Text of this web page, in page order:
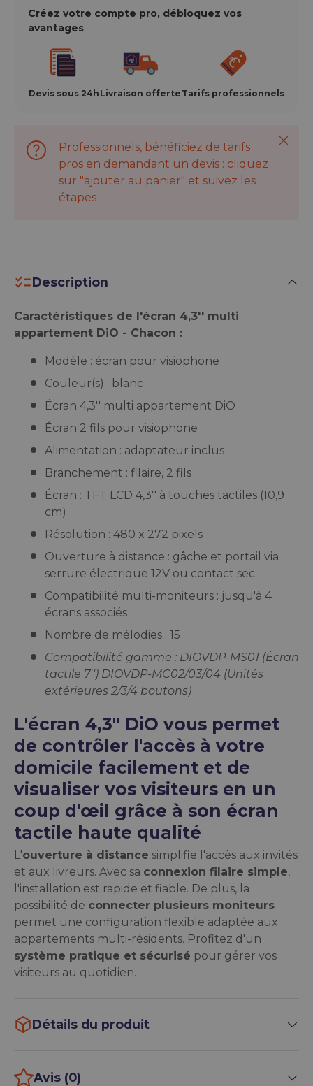
Créez votre compte pro, débloquez vos
avantages
Devis sous 24h Livraison offerte Tarifs professionnels
Professionnels, bénéficiez de tarifs
pros en demandant un devis : cliquez
sur "ajouter au panier" et suivez les
étapes
Description
Caractéristiques de l'écran 4,3'' multi
appartement DiO - Chacon :
Modèle : écran pour visiophone
Couleur(s) : blanc
Écran 4,3'' multi appartement DiO
Écran 2 fils pour visiophone
Alimentation : adaptateur inclus
Branchement : filaire, 2 fils
Écran : TFT LCD 4,3'' à touches tactiles (10,9
cm)
Résolution : 480 x 272 pixels
Ouverture à distance : gâche et portail via
serrure électrique 12V ou contact sec
Compatibilité multi-moniteurs : jusqu'à 4
écrans associés
Nombre de mélodies : 15
Compatibilité gamme : DIOVDP-MS01 (Écran
tactile 7'') DIOVDP-MC02/03/04 (Unités
extérieures 2/3/4 boutons)
L'écran 4,3'' DiO vous permet
de contrôler l'accès à votre
domicile facilement et de
visualiser vos visiteurs en un
coup d'œil grâce à son écran
tactile haute qualité
L'ouverture à distance simplifie l'accès aux invités
et aux livreurs. Avec sa connexion filaire simple,
l'installation est rapide et fiable. De plus, la
possibilité de connecter plusieurs moniteurs
permet une configuration flexible adaptée aux
appartements multi-résidents. Profitez d'un
système pratique et sécurisé pour gérer vos
visiteurs au quotidien.
Détails du produit
Avis (0)